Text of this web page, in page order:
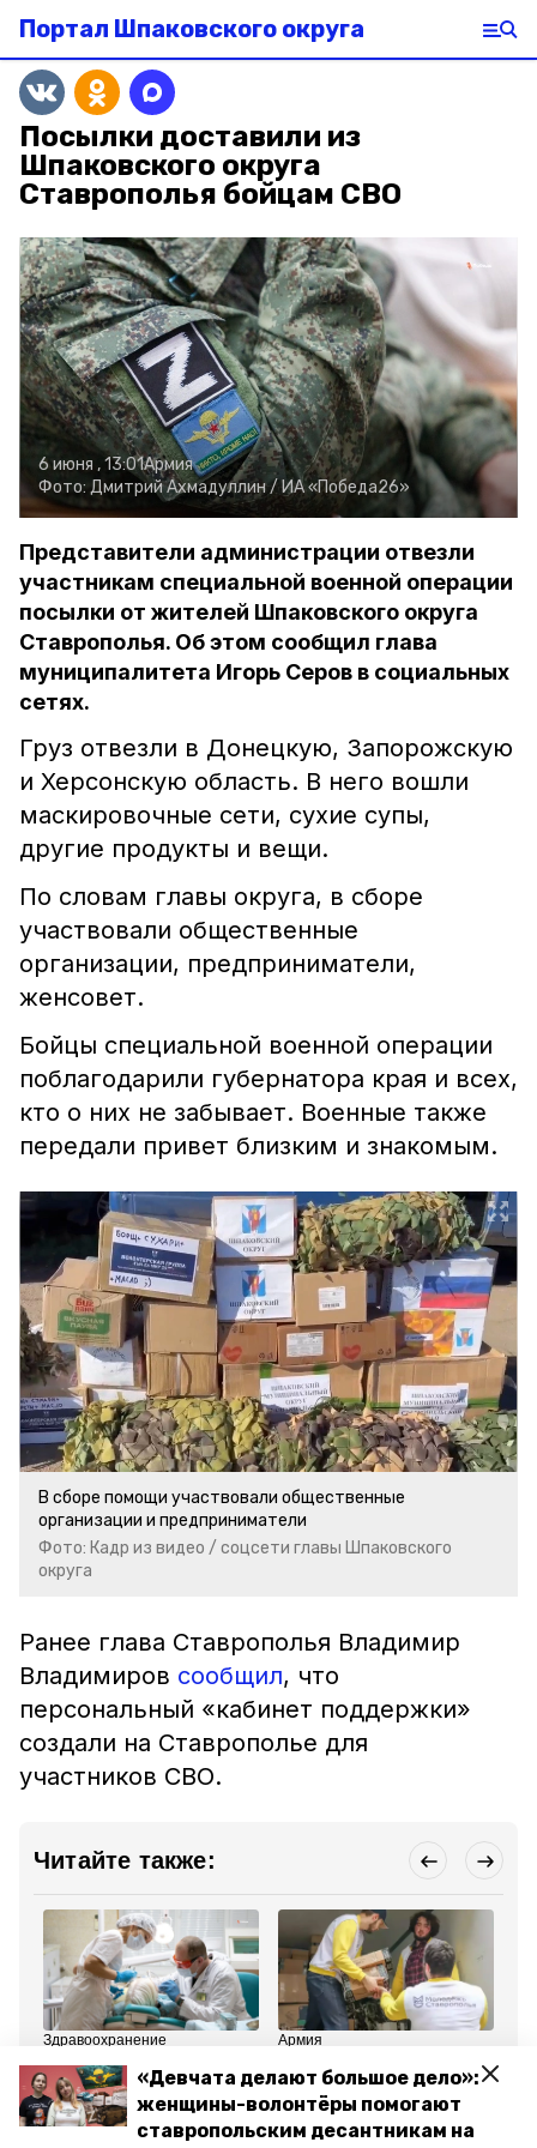
«Девчата делают большое дело»:
женщины-волонтёры помогают
ставропольским десантникам на
Портал Шпаковского округа
Посылки доставили из
Шпаковского округа
Ставрополья бойцам СВО
6 июня , 13:01Армия
Фото:Дмитрий Ахмадуллин / ИА «Победа26»
Представители администрации отвезли
участникам специальной военной операции
посылки от жителей Шпаковского округа
Ставрополья. Об этом сообщил глава
муниципалитета Игорь Серов в социальных
сетях.
Груз отвезли в Донецкую, Запорожскую
и Херсонскую область. В него вошли
маскировочные сети, сухие супы,
другие продукты и вещи.
По словам главы округа, в сборе
участвовали общественные
организации, предприниматели,
женсовет.
Бойцы специальной военной операции
поблагодарили губернатора края и всех,
кто о них не забывает. Военные также
передали привет близким и знакомым.
В сборе помощи участвовали общественные
организации и предприниматели
Фото: Кадр из видео / соцсети главы Шпаковского
округа
Ранее глава Ставрополья Владимир
Владимиров сообщил, что
персональный «кабинет поддержки»
создали на Ставрополье для
участников СВО.
Читайте также:
Здравоохранение
3 июня , 14:55
Льготная программа
зубного протезирования
действует для
ставропольцев —
Армия
Очередную партию
снаряжения и вещей
передали бойцам СВО
со Ставрополья